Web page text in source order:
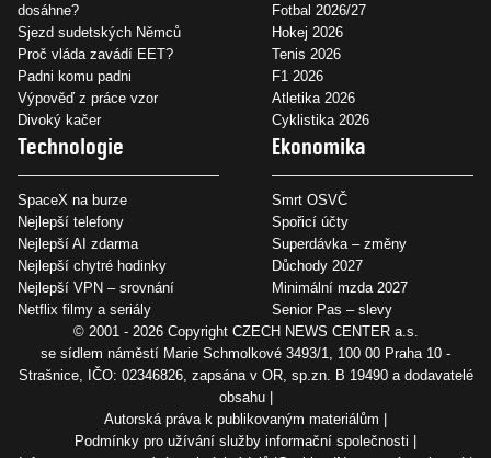
dosáhne?
Sjezd sudetských Němců
Proč vláda zavádí EET?
Padni komu padni
Výpověď z práce vzor
Divoký kačer
Fotbal 2026/27
Hokej 2026
Tenis 2026
F1 2026
Atletika 2026
Cyklistika 2026
Technologie
SpaceX na burze
Nejlepší telefony
Nejlepší AI zdarma
Nejlepší chytré hodinky
Nejlepší VPN – srovnání
Netflix filmy a seriály
Ekonomika
Smrt OSVČ
Spořicí účty
Superdávka – změny
Důchody 2027
Minimální mzda 2027
Senior Pas – slevy
© 2001 - 2026 Copyright CZECH NEWS CENTER a.s.
se sídlem náměstí Marie Schmolkové 3493/1, 100 00 Praha 10 -
Strašnice, IČO: 02346826, zapsána v OR, sp.zn. B 19490 a dodavatelé
obsahu
Autorská práva k publikovaným materiálům
Podmínky pro užívání služby informační společnosti